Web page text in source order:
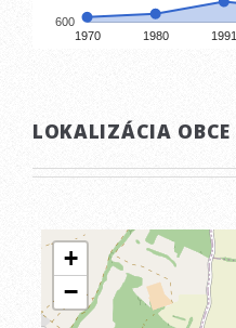
1970 1980 1991
600
LOKALIZÁCIA OBCE